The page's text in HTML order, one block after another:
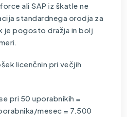
ali SAP iz škatle ne
standardnega orodja za
pogosto dražja in bolj
.
licenčnin pri večjih
pri 50 uporabnikih =
mesec = 7.500